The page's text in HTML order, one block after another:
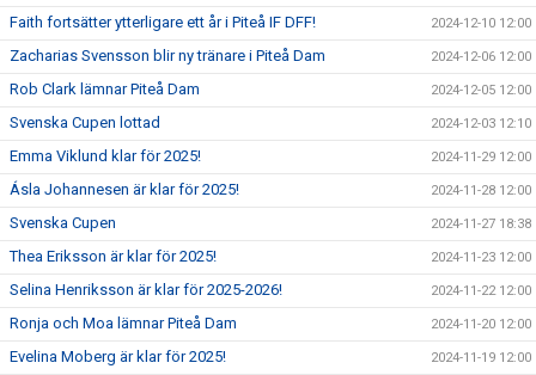
Faith fortsätter ytterligare ett år i Piteå IF DFF! 2024-12-10 12:00
Zacharias Svensson blir ny tränare i Piteå Dam 2024-12-06 12:00
Rob Clark lämnar Piteå Dam 2024-12-05 12:00
Svenska Cupen lottad 2024-12-03 12:10
Emma Viklund klar för 2025! 2024-11-29 12:00
Ásla Johannesen är klar för 2025! 2024-11-28 12:00
Svenska Cupen 2024-11-27 18:38
Thea Eriksson är klar för 2025! 2024-11-23 12:00
Selina Henriksson är klar för 2025-2026! 2024-11-22 12:00
Ronja och Moa lämnar Piteå Dam 2024-11-20 12:00
Evelina Moberg är klar för 2025! 2024-11-19 12:00